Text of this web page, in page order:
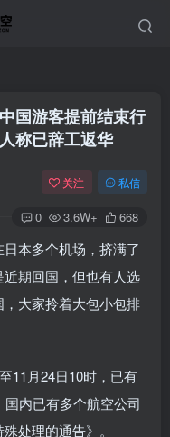
国游客提前结束行
称已辞工返华
关注 私信
0 3.6W+ 668
本多个机场，挤满了
期回国，但也有人选
大家拎着大包小包排
11月24日10时，已有
内已有多个航空公司
处理的通告》。